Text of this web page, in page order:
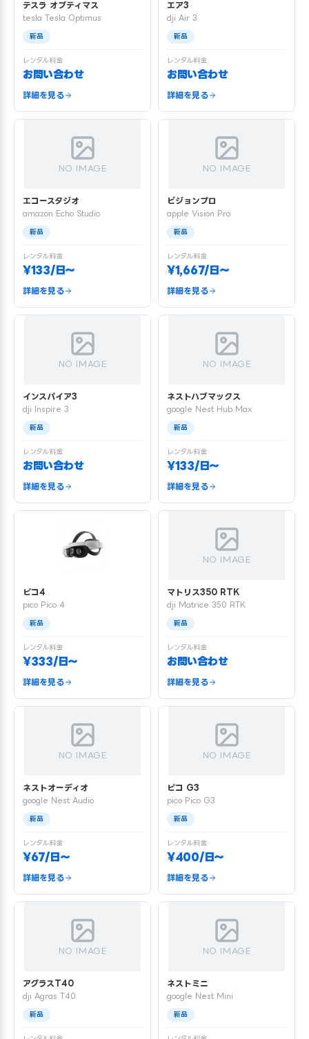
テスラ オプティマス
tesla Tesla Optimus
新品
レンタル料金
お問い合わせ
詳細を見る
エア3
dji Air 3
新品
レンタル料金
お問い合わせ
詳細を見る
NO IMAGE
エコースタジオ
amazon Echo Studio
新品
レンタル料金
¥133/日〜
詳細を見る
NO IMAGE
ビジョンプロ
apple Vision Pro
新品
レンタル料金
¥1,667/日〜
詳細を見る
NO IMAGE
インスパイア3
dji Inspire 3
新品
レンタル料金
お問い合わせ
詳細を見る
NO IMAGE
ネストハブマックス
google Nest Hub Max
新品
レンタル料金
¥133/日〜
詳細を見る
ピコ4
pico Pico 4
新品
レンタル料金
¥333/日〜
詳細を見る
NO IMAGE
マトリス350 RTK
dji Matrice 350 RTK
新品
レンタル料金
お問い合わせ
詳細を見る
NO IMAGE
ネストオーディオ
google Nest Audio
新品
レンタル料金
¥67/日〜
詳細を見る
NO IMAGE
ピコ G3
pico Pico G3
新品
レンタル料金
¥400/日〜
詳細を見る
NO IMAGE
アグラスT40
dji Agras T40
新品
NO IMAGE
ネストミニ
google Nest Mini
新品